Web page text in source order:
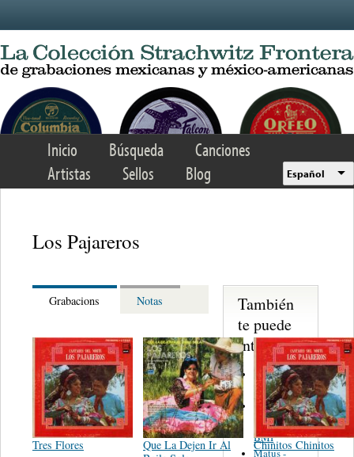
Inicio Búsqueda
Canciones
Artistas
Sellos Blog Español
Los Pajareros
Grabacions Notas
Tres Flores
Que La Dejen Ir Al
Chinitos Chinitos
También
te puede
interesar...
Martinez,
Felipe
Performance
Music Co.
BMI
Matus -